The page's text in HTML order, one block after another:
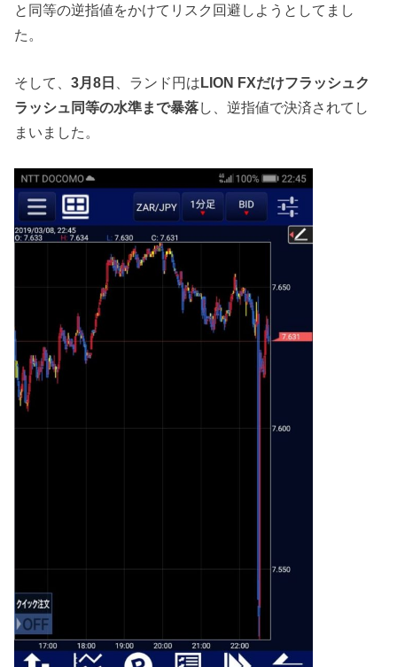
と同等の逆指値をかけてリスク回避しようとしてまし
た。
そして、3月8日 、ランド円はLION FXだけフラッシュク
ラッシュ同等の水準まで暴落し、逆指値で決済されてし
まいました。